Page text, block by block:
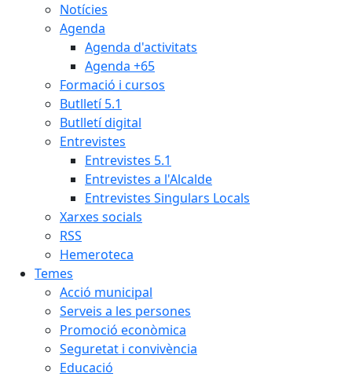
Notícies
Agenda
Agenda d'activitats
Agenda +65
Formació i cursos
Butlletí 5.1
Butlletí digital
Entrevistes
Entrevistes 5.1
Entrevistes a l'Alcalde
Entrevistes Singulars Locals
Xarxes socials
RSS
Hemeroteca
Temes
Acció municipal
Serveis a les persones
Promoció econòmica
Seguretat i convivència
Educació